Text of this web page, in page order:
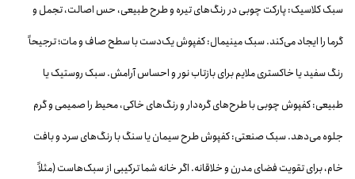
سبک کلاسیک: پارکت چوبی در رنگ‌های تیره و طرح طبیعی، حس اصالت، تجمل و
گرما را ایجاد می‌کند. سبک مینیمال: کفپوش یک‌دست با سطح صاف و مات؛ ترجیحاً
رنگ سفید یا خاکستری ملایم برای بازتاب نور و احساس آرامش. سبک روستیک یا
طبیعی: کفپوش چوبی با طرح‌های گره‌دار و رنگ‌های خاکی، محیط را صمیمی و گرم
جلوه می‌دهد. سبک صنعتی: کفپوش طرح سیمان یا سنگ با رنگ‌های سرد و بافت
خام، برای تقویت فضای مدرن و خلاقانه. اگر خانه شما ترکیبی از سبک‌هاست (مثلاً